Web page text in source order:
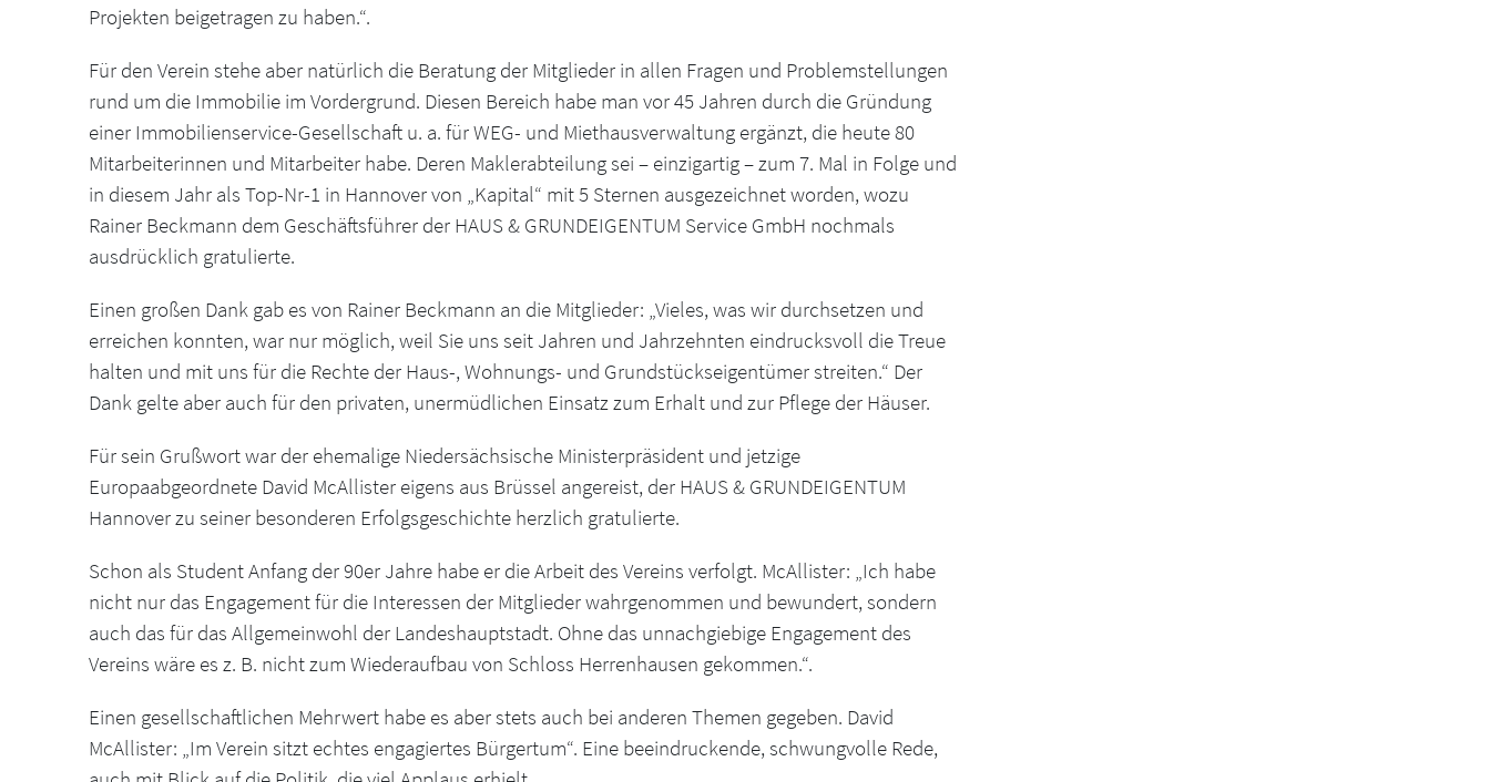
Projekten beigetragen zu haben.“.
Für den Verein stehe aber natürlich die Beratung der Mitglieder in allen Fragen und Problemstellungen
rund um die Immobilie im Vordergrund. Diesen Bereich habe man vor 45 Jahren durch die Gründung
einer Immobilienservice-Gesellschaft u. a. für WEG- und Miethausverwaltung ergänzt, die heute 80
Mitarbeiterinnen und Mitarbeiter habe. Deren Maklerabteilung sei – einzigartig – zum 7. Mal in Folge und
in diesem Jahr als Top-Nr-1 in Hannover von „Kapital“ mit 5 Sternen ausgezeichnet worden, wozu
Rainer Beckmann dem Geschäftsführer der HAUS & GRUNDEIGENTUM Service GmbH nochmals
ausdrücklich gratulierte.
Einen großen Dank gab es von Rainer Beckmann an die Mitglieder: „Vieles, was wir durchsetzen und
erreichen konnten, war nur möglich, weil Sie uns seit Jahren und Jahrzehnten eindrucksvoll die Treue
halten und mit uns für die Rechte der Haus-, Wohnungs- und Grundstückseigentümer streiten.“ Der
Dank gelte aber auch für den privaten, unermüdlichen Einsatz zum Erhalt und zur Pflege der Häuser.
Für sein Grußwort war der ehemalige Niedersächsische Ministerpräsident und jetzige
Europaabgeordnete David McAllister eigens aus Brüssel angereist, der HAUS & GRUNDEIGENTUM
Hannover zu seiner besonderen Erfolgsgeschichte herzlich gratulierte.
Schon als Student Anfang der 90er Jahre habe er die Arbeit des Vereins verfolgt. McAllister: „Ich habe
nicht nur das Engagement für die Interessen der Mitglieder wahrgenommen und bewundert, sondern
auch das für das Allgemeinwohl der Landeshauptstadt. Ohne das unnachgiebige Engagement des
Vereins wäre es z. B. nicht zum Wiederaufbau von Schloss Herrenhausen gekommen.“.
Einen gesellschaftlichen Mehrwert habe es aber stets auch bei anderen Themen gegeben. David
McAllister: „Im Verein sitzt echtes engagiertes Bürgertum“. Eine beeindruckende, schwungvolle Rede,